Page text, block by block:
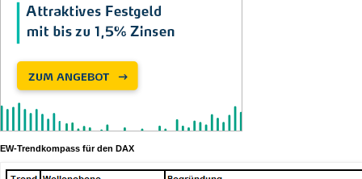
EW-Trendkompass für den DAX